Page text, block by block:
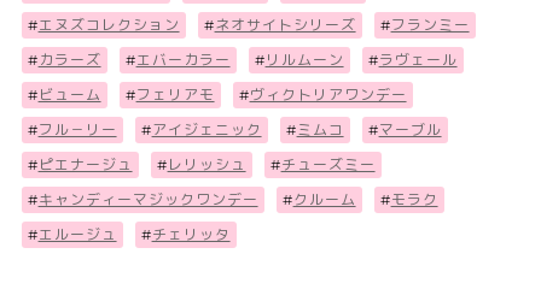
#エヌズコレクション #ネオサイトシリーズ #フランミー
# カラーズ #エバーカラー # リルムーン #ラヴェール
# ビューム #フェリアモ #ヴィクトリアワンデー
#フル－リー #アイジェニック #ミムコ #マーブル
# ピエナージュ # レリッシュ #チューズミー
#キャンディーマジックワンデー #クルーム #モラク
#エルージュ #チェリッタ